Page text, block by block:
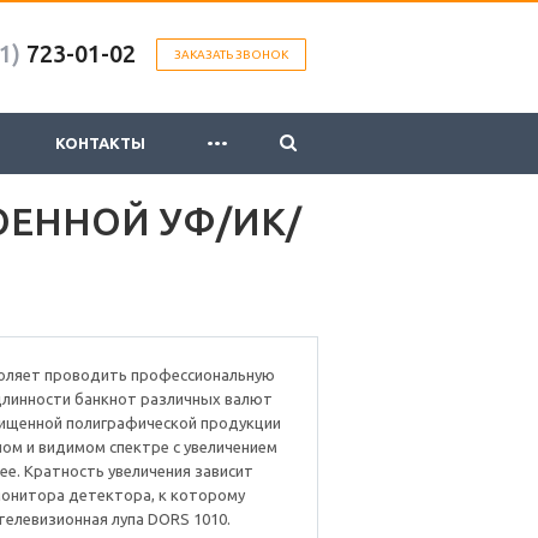
ЗАКАЗАТЬ ЗВОНОК
723-01-02
КОНТАКТЫ ...
УФ/ИК/
проводить профессиональную
банкнот различных валют
полиграфической продукции
и видимом спектре с увеличением
Кратность увеличения зависит
детектора, к которому
лупа DORS 1010.